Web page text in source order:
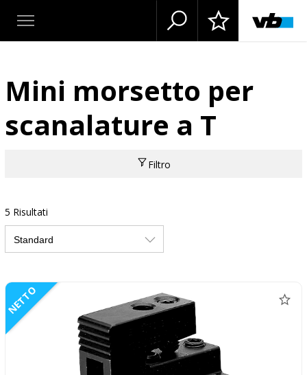
Mini morsetto per
scanalature a T
Filtro
5 Risultati
NETTO